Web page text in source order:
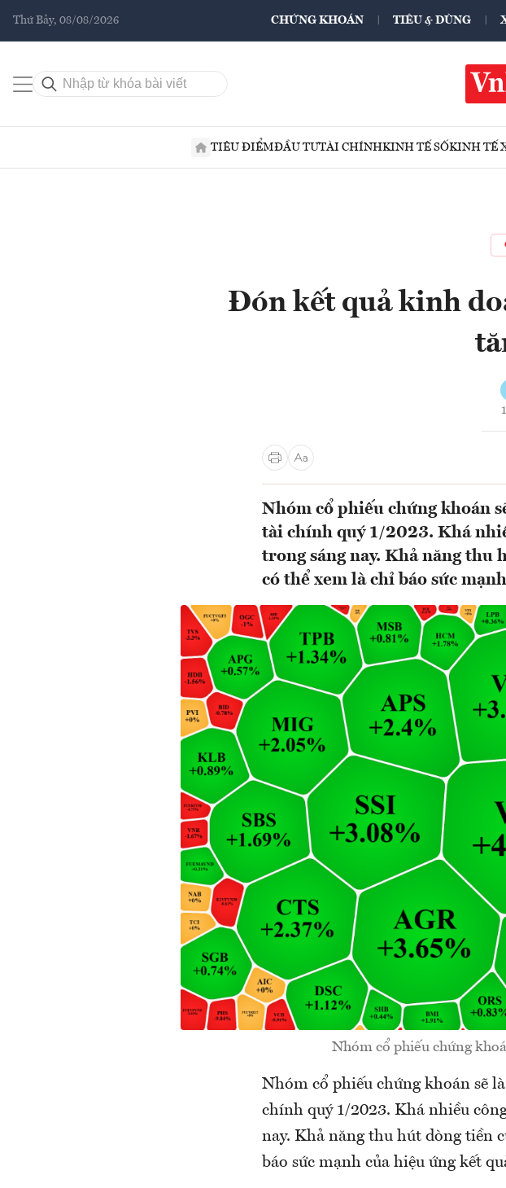
Thứ Bảy, 08/08/2026 CHỨNG KHOÁN TIÊU & DÙNG
TIÊU ĐIỂMĐẦU TƯTÀI CHÍNHKINH TẾ SỐKINH TẾ
Đón kết quả kinh
Nhóm cổ phiếu chứng khoán
tài chính quý 1/2023. Khá
trong sáng nay. Khả năng thu
có thể xem là chỉ báo sức
Nhóm cổ phiếu chứng
Nhóm cổ phiếu chứng khoán sẽ
chính quý 1/2023. Khá nhiều
nay. Khả năng thu hút dòng tiền
báo sức mạnh của hiệu ứng kết